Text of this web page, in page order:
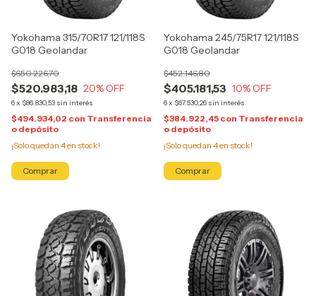
Yokohama 315/70R17 121/118S
G018 Geolandar
$520.983,18
$650.226,70
20% OFF
6x $86.830,53 sin interés
$494.934,02 con Transferencia
o depósito
¡Solo quedan 4en stock!
Yokohama 245/75R17 121/118S
G018 Geolandar
$405.181,53
$452.146,80
10% OFF
6x $67.530,26 sin interés
$384.922,45 con Transferencia
o depósito
¡Solo quedan 4en stock!